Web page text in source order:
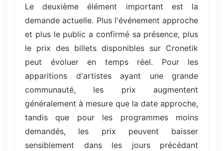
Le deuxième élément important est la
demande actuelle. Plus l'événement approche
et plus le public a confirmé sa présence, plus
le prix des billets disponibles sur Cronetik
peut évoluer en temps réel. Pour les
apparitions d'artistes ayant une grande
communauté, les prix augmentent
généralement à mesure que la date approche,
tandis que pour les programmes moins
demandés, les prix peuvent baisser
sensiblement dans les jours précédant